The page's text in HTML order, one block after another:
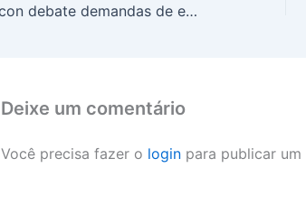
Fenacon debate demandas de empresários contábeis de todo Brasil
Deixe um comentário
Você precisa fazer o login para publicar